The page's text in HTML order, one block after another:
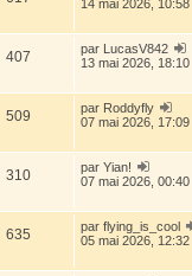
14 mai 2026, 10:58
407 par LucasV842
13 mai 2026, 18:10
509 par Roddyfly
07 mai 2026, 17:09
310 par Yian!
07 mai 2026, 00:40
635 par flying_is_cool
05 mai 2026, 12:32